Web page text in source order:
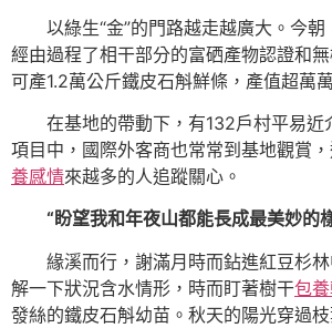
以綠生“金”的門路越走越廣大。今
經由過程了相干部分的富硒產物認證和
可產1.2萬公斤鐵皮石斛鮮條，產值超萬
在基地的帶動下，有132戶村平易近
項目中，國際外客商也常常到基地觀賞
養感情來越多的人追蹤關心。
“盼望我和年夜山都能長成最美妙的
緣溪而行，謝滿月時而鉆進紅豆杉
解一下狀況含水情形，時而盯著樹干包
發絲的鐵皮石斛幼苗。秋天的陽光穿過